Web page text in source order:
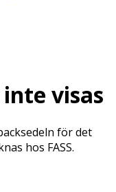
visas
för det
hos FASS.